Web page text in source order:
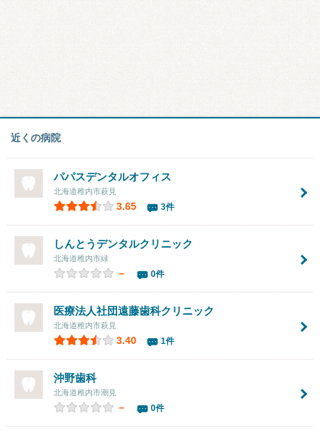
近くの病院
パパスデンタルオフィス
北海道稚内市萩見
3.65 3件
しんとうデンタルクリニック
北海道稚内市緑
－ 0件
医療法人社団遠藤歯科クリニック
北海道稚内市萩見
3.40 1件
沖野歯科
北海道稚内市潮見
－ 0件